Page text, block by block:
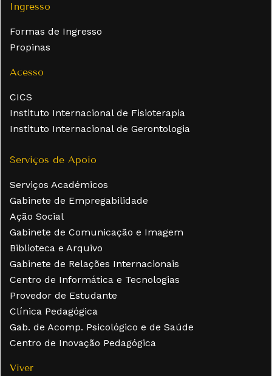
Ingresso
Formas de Ingresso
Propinas
Acesso
CICS
Instituto Internacional de Fisioterapia
Instituto Internacional de Gerontologia
Serviços de Apoio
Serviços Académicos
Gabinete de Empregabilidade
Ação Social
Gabinete de Comunicação e Imagem
Biblioteca e Arquivo
Gabinete de Relações Internacionais
Centro de Informática e Tecnologias
Provedor de Estudante
Clínica Pedagógica
Gab. de Acomp. Psicológico e de Saúde
Centro de Inovação Pedagógica
Viver